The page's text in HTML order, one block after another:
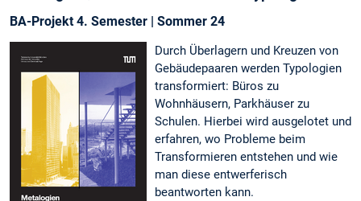
BA-Projekt 4. Semester | Sommer 24
Durch Überlagern und Kreuzen von
Gebäudepaaren werden Typologien
transformiert: Büros zu
Wohnhäusern, Parkhäuser zu
Schulen. Hierbei wird ausgelotet und
erfahren, wo Probleme beim
Transformieren entstehen und wie
man diese entwerferisch
beantworten kann.